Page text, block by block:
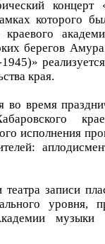
которого
берегов
края.
время
исполнения
записи
уровня,